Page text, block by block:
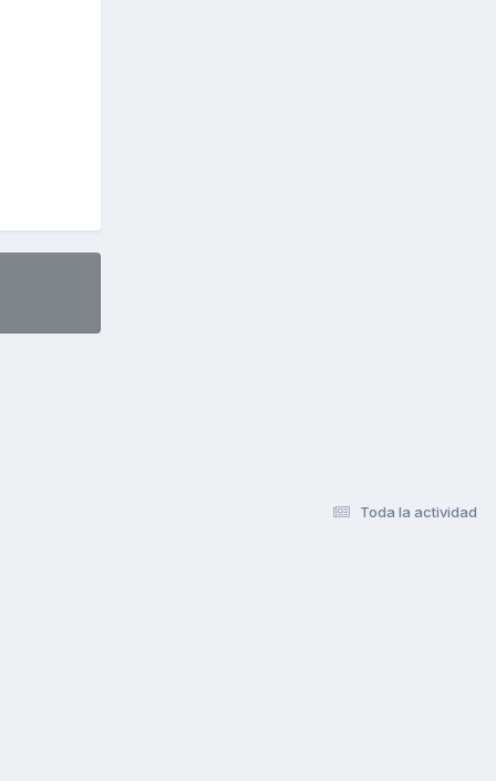
Toda la actividad